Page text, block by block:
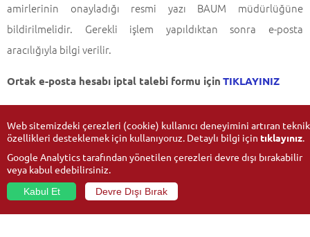
amirlerinin onayladığı resmi yazı BAUM müdürlüğüne
bildirilmelidir. Gerekli işlem yapıldıktan sonra e-posta
aracılığıyla bilgi verilir.
Ortak e-posta hesabı iptal talebi formu için TIKLAYINIZ
Güncelleme Tarihi: 27-05-2022
Web sitemizdeki çerezleri (cookie) kullanıcı deneyimini artıran teknik
özellikleri desteklemek için kullanıyoruz. Detaylı bilgi için tıklayınız.
Google Analytics tarafından yönetilen çerezleri devre dışı bırakabilir
veya kabul edebilirsiniz.
Kabul Et Devre Dışı Bırak